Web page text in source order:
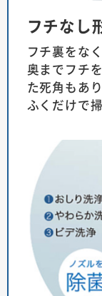
フチなし
フチ裏をな
奥までフチ
た死角もあ
ふくだけで